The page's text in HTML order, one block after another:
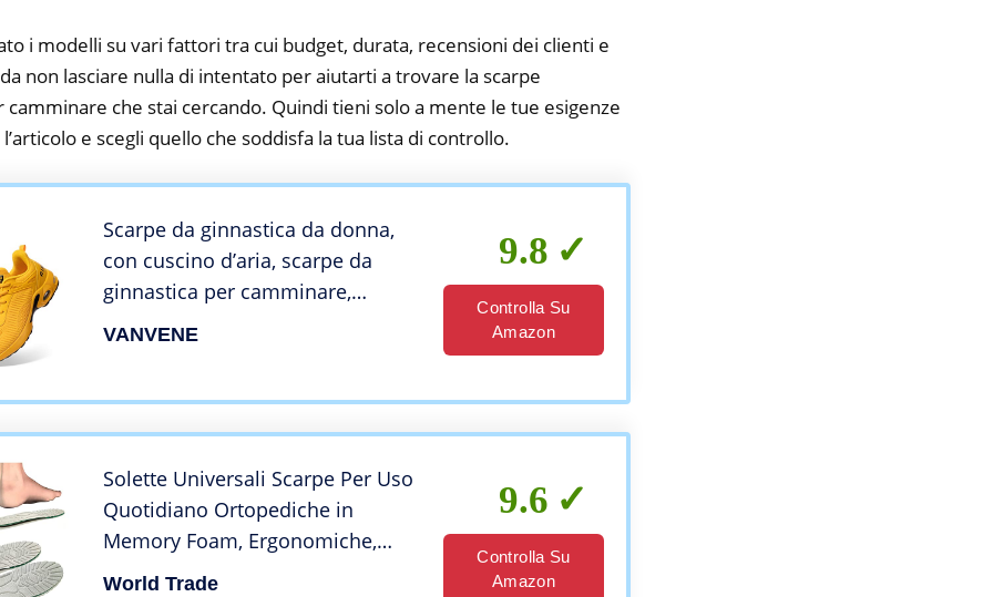
i modelli su vari fattori tra cui budget, durata, recensioni dei clienti e
non lasciare nulla di intentato per aiutarti a trovare la scarpe
che stai cercando. Quindi tieni solo a mente le tue esigenze
e scegli quello che soddisfa la tua lista di controllo.
Scarpe da ginnastica da donna,
con cuscino d’aria, scarpe da
ginnastica per camminare,
atletica, ammortizzante, leggere,
VANVENE
9.8
Controlla Su
Amazon
Solette Universali Scarpe Per Uso
Quotidiano Ortopediche in
Memory Foam, Ergonomiche,
Ammortizzanti, Schiuma,
World Trade
9.6
Controlla Su
Amazon